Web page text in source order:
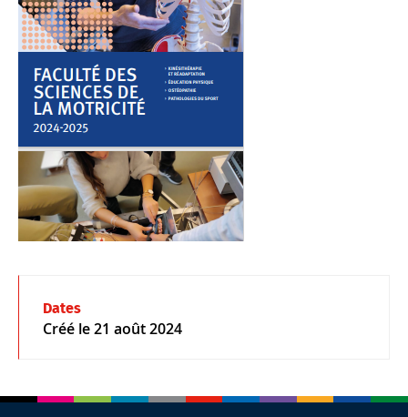
Dates
Créé le21 août 2024